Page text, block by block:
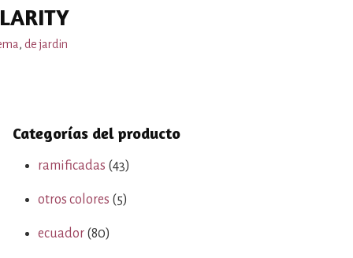
, de jardin
Categorías del producto
ramificadas (43)
otros colores (5)
ecuador (80)